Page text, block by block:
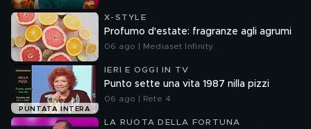
X-STYLE
Profumo d'estate: fragranze agli agrumi
06 ago | Mediaset Infinity
PUNTATA INTERA
IERI E OGGI IN TV
Punto sette una vita 1987 nilla pizzi
06 ago | Rete 4
LA RUOTA DELLA FORTUNA